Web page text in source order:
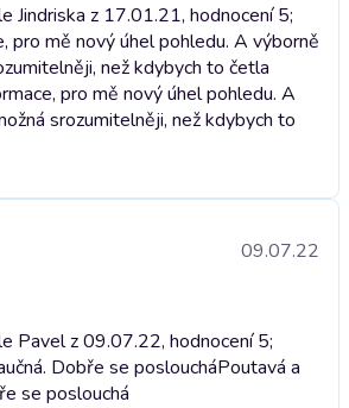
Jindriska z 17.01.21, hodnocení 5;
pro mě nový úhel pohledu. A výborně
než kdybych to četla
pro mě nový úhel pohledu. A
srozumitelněji, než kdybych to
09.07.22
Pavel z 09.07.22, hodnocení 5;
Dobře se posloucháPoutavá a
se poslouchá